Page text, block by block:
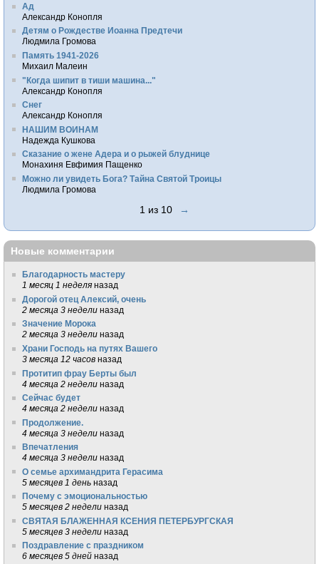
Ад
Александр Конопля
Детям о Рождестве Иоанна Предтечи
Людмила Громова
Память 1941-2026
Михаил Малеин
"Когда шипит в тиши машина..."
Александр Конопля
Снег
Александр Конопля
НАШИМ ВОИНАМ
Надежда Кушкова
Сказание о жене Адера и о рыжей блуднице
Монахиня Евфимия Пащенко
Можно ли увидеть Бога? Тайна Святой Троицы
Людмила Громова
1 из 10 →
Новые комментарии
Благодарность мастеру
1 месяц 1 неделя назад
Дорогой отец Алексий, очень
2 месяца 3 недели назад
Значение Морока
2 месяца 3 недели назад
Храни Господь на путях Вашего
3 месяца 12 часов назад
Протитип фрау Берты был
4 месяца 2 недели назад
Сейчас будет
4 месяца 2 недели назад
Продолжение.
4 месяца 3 недели назад
Впечатления
4 месяца 3 недели назад
О семье архимандрита Герасима
5 месяцев 1 день назад
Почему с эмоциональностью
5 месяцев 2 недели назад
СВЯТАЯ БЛАЖЕННАЯ КСЕНИЯ ПЕТЕРБУРГСКАЯ
5 месяцев 3 недели назад
Поздравление с праздником
6 месяцев 5 дней назад